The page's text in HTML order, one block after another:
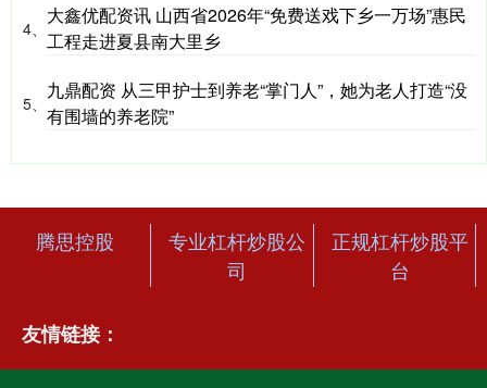
4、
大鑫优配资讯 山西省2026年“免费送戏下乡一万场”惠民
工程走进夏县南大里乡
5、
九鼎配资 从三甲护士到养老“掌门人”，她为老人打造“没
有围墙的养老院”
腾思控股
专业杠杆炒股公
司
正规杠杆炒股平
台
友情链接：